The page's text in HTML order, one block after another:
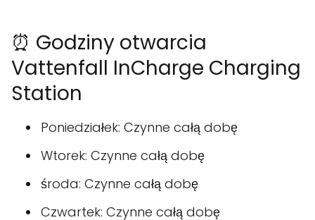
⏰ Godziny otwarcia
Vattenfall InCharge Charging
Station
Poniedziałek: Czynne całą dobę
Wtorek: Czynne całą dobę
środa: Czynne całą dobę
Czwartek: Czynne całą dobę